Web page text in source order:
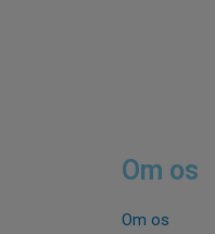
Om os
Om os